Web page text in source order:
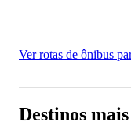
Ver rotas de ônibus
Destinos